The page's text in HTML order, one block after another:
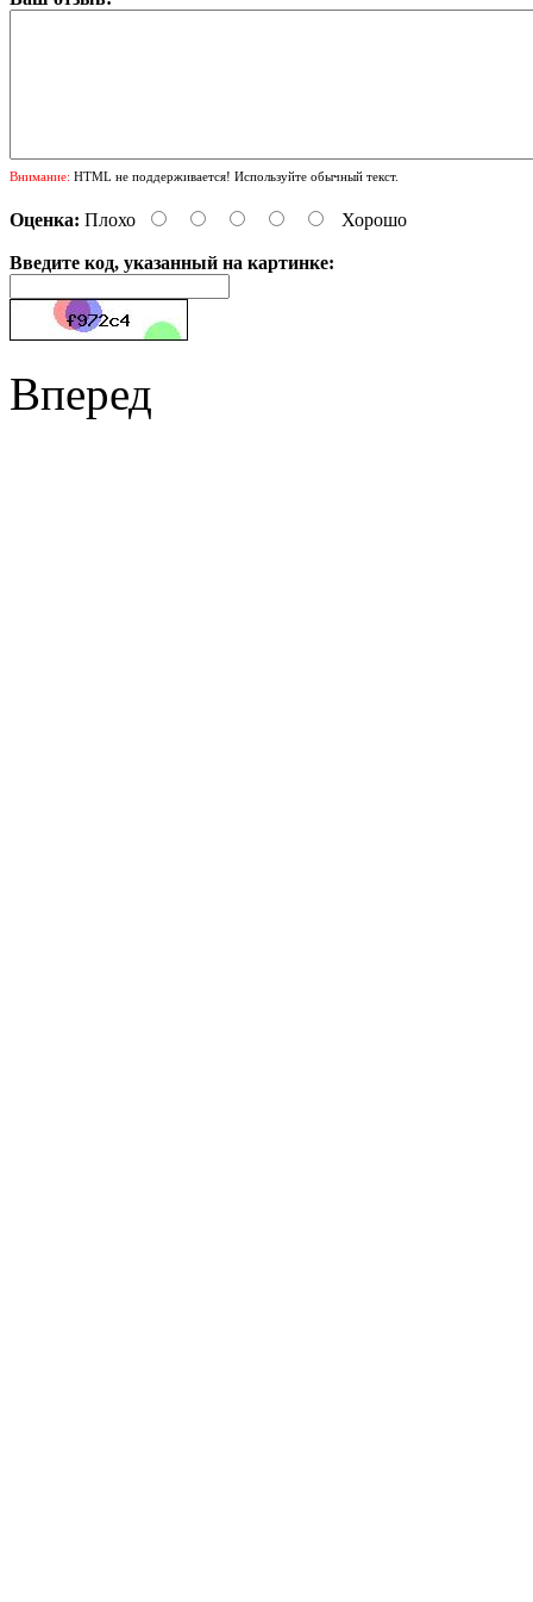
Внимание: HTML не поддерживается! Используйте обычный текст.
Оценка: Плохо Хорошо
Введите код, указанный на картинке:
Вперед